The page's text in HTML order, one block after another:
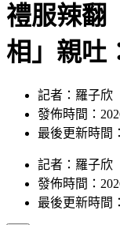
禮服辣
相」親吐
記者：羅子欣
發佈時間：
最後更新時間
記者 ： 羅子欣
發佈時間：
最後更新時間：